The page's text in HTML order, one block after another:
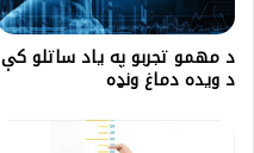
د مهمو تجربو په ياد ساتلو کې
د ويده دماغ ونډه